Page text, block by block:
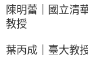
陳明蕾｜國立清
教授
葉丙成｜臺大教